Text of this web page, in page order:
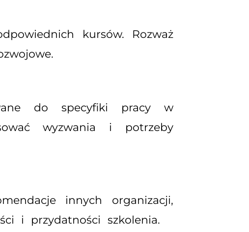
kursów. Rozważ
do specyfiki pracy w
wyzwania i potrzeby
innych organizacji,
i przydatności szkolenia.